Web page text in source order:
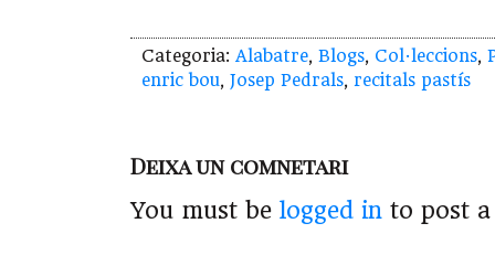
Categoria: Alabatre, Blogs, Col·leccions,
enric bou, Josep Pedrals, recitals pastís
Deixa un comnetari
You must be logged in to post